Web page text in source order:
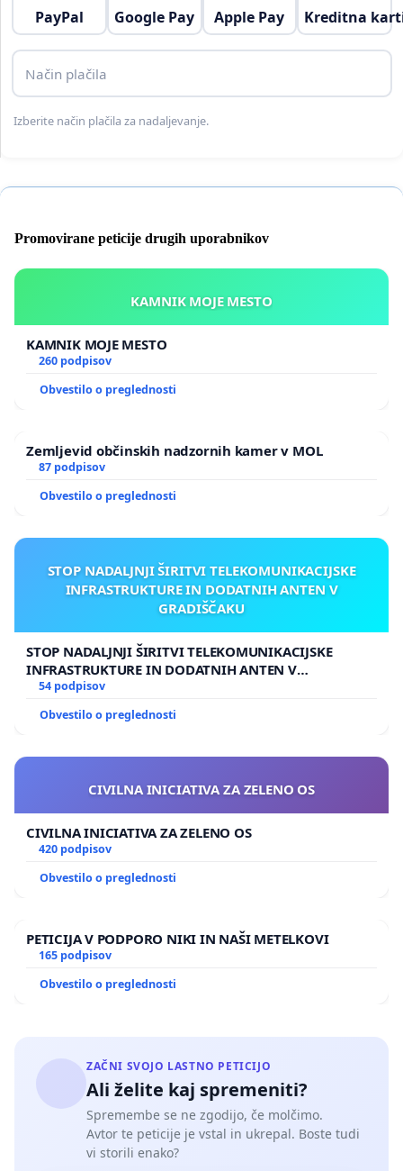
PayPal Google Pay Apple Pay Kreditna
Način plačila
Izberite način plačila za nadaljevanje.
Promovirane peticije drugih uporabnikov
KAMNIK MOJE MESTO
KAMNIK MOJE MESTO
260 podpisov
Obvestilo o preglednosti
Zemljevid občinskih nadzornih kamer v MOL
87 podpisov
Obvestilo o preglednosti
STOP NADALJNJI ŠIRITVI TELEKOMUNIKACIJSKE
INFRASTRUKTURE IN DODATNIH ANTEN V
GRADIŠČAKU
STOP NADALJNJI ŠIRITVI TELEKOMUNIKACIJSKE
INFRASTRUKTURE IN DODATNIH ANTEN V
GRADIŠČAKU
54 podpisov
Obvestilo o preglednosti
CIVILNA INICIATIVA ZA ZELENO OS
CIVILNA INICIATIVA ZA ZELENO OS
420 podpisov
Obvestilo o preglednosti
PETICIJA V PODPORO NIKI IN NAŠI METELKOVI
165 podpisov
Obvestilo o preglednosti
ZAČNI SVOJO LASTNO PETICIJO
Ali želite kaj spremeniti?
Spremembe se ne zgodijo, če molčimo.
Avtor te peticije je vstal in ukrepal. Boste tudi
vi storili enako?